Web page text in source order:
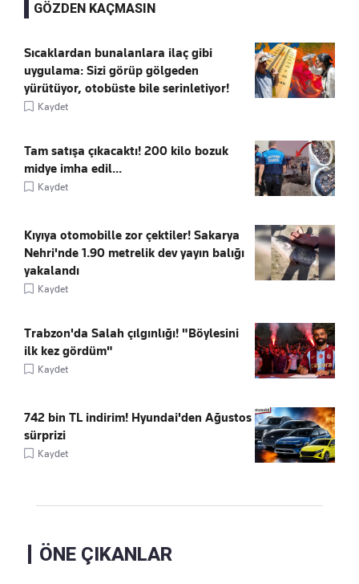
GÖZDEN KAÇMASIN
Sıcaklardan bunalanlara ilaç gibi
uygulama: Sizi görüp gölgeden
yürütüyor, otobüste bile serinletiyor!
Kaydet
Tam satışa çıkacaktı! 200 kilo bozuk
midye imha edil...
Kaydet
Kıyıya otomobille zor çektiler! Sakarya
Nehri'nde 1.90 metrelik dev yayın balığı
yakalandı
Kaydet
Trabzon'da Salah çılgınlığı! "Böylesini
ilk kez gördüm"
Kaydet
742 bin TL indirim! Hyundai'den Ağustos
sürprizi
Kaydet
ÖNE ÇIKANLAR